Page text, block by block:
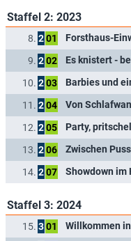
Staffel 2: 2023
8. 201 Forsthaus-
9. 202
10. 203 Barbies und
11. 204
12. 205 Party,
13. 206
14. 207 Showdown
Staffel 3: 2024
15. 301 Willkommen